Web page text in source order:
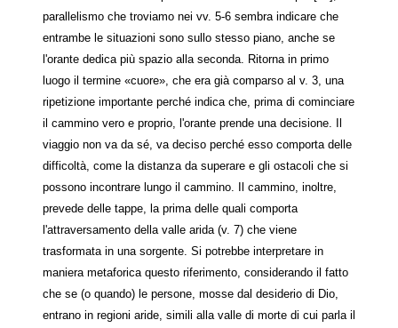
parallelismo che troviamo nei vv. 5-6 sembra indicare che
entrambe le situazioni sono sullo stesso piano, anche se
l'orante dedica più spazio alla seconda. Ritorna in primo
luogo il termine «cuore», che era già comparso al v. 3, una
ripetizione importante perché indica che, prima di cominciare
il cammino vero e proprio, l'orante prende una decisione. Il
viaggio non va da sé, va deciso perché esso comporta delle
difficoltà, come la distanza da superare e gli ostacoli che si
possono incontrare lungo il cammino. Il cammino, inoltre,
prevede delle tappe, la prima delle quali comporta
l'attraversamento della valle arida (v. 7) che viene
trasformata in una sorgente. Si potrebbe interpretare in
maniera metaforica questo riferimento, considerando il fatto
che se (o quando) le persone, mosse dal desiderio di Dio,
entrano in regioni aride, simili alla valle di morte di cui parla il